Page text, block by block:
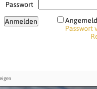
Passwort
Passwort